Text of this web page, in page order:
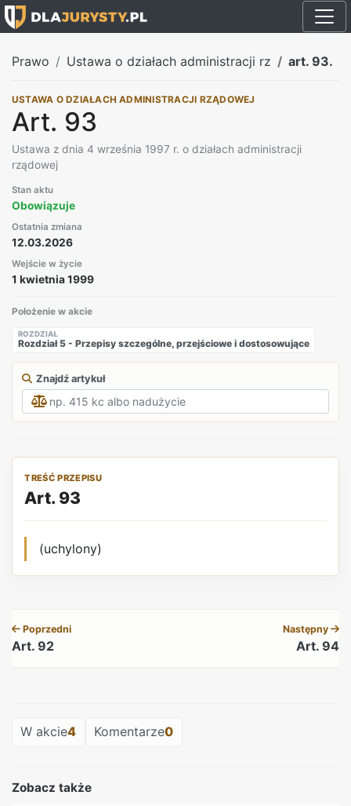
Prawo Ustawa o działach administracji rz art. 93.
USTAWA O DZIAŁACH ADMINISTRACJI RZĄDOWEJ
Art. 93
Ustawa z dnia 4 września 1997 r. o działach administracji
rządowej
Stan aktu
Obowiązuje
Ostatnia zmiana
12.03.2026
Wejście w życie
1 kwietnia 1999
Położenie w akcie
ROZDZIAŁ
Rozdział 5 - Przepisy szczególne, przejściowe i dostosowujące
Znajdź artykuł
TREŚĆ PRZEPISU
Art. 93
(uchylony)
Poprzedni
Art. 92
Następny
Art. 94
W akcie4 Komentarze0
Zobacz także